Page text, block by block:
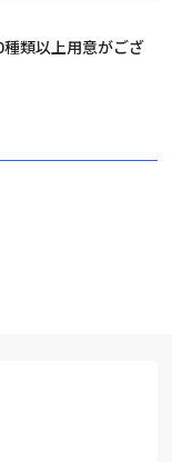
類以上用意がござ